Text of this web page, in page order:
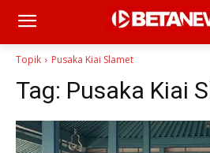
Topik Pusaka Kiai Slamet
Tag: Pusaka Kiai